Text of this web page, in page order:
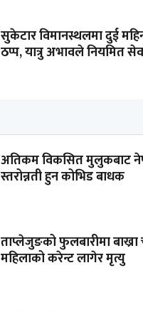
सुकेटार विमानस्थलमा दुई
ठप्प, यात्रु अभावले नियमित
अतिकम विकसित मुलुकबाट
स्तरोन्नती हुन कोभिड बाधक
ताप्लेजुङको फुलबारीमा
महिलाको करेन्ट लागेर मृत्यु